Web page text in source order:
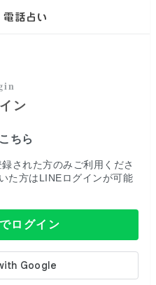
ン
ちら
された方のみご利用くださ
た方はLINEログインが可能
ログイン